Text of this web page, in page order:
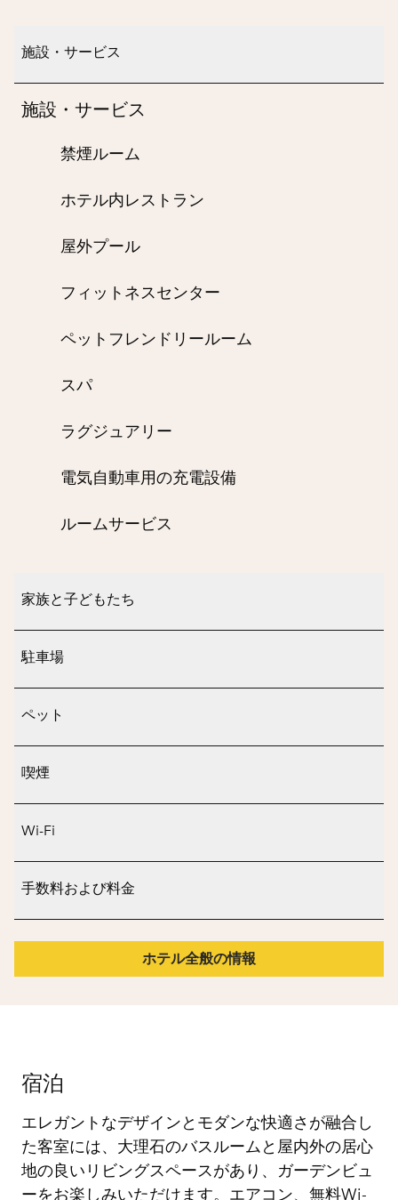
施設・サービス
施設・サービス
禁煙ルーム
ホテル内レストラン
屋外プール
フィットネスセンター
ペットフレンドリールーム
スパ
ラグジュアリー
電気自動車用の充電設備
ルームサービス
家族と子どもたち
駐車場
ペット
喫煙
Wi-Fi
手数料および料金
ホテル全般の情報
宿泊
エレガントなデザインとモダンな快適さが融合し
た客室には、大理石のバスルームと屋内外の居心
地の良いリビングスペースがあり、ガーデンビュ
ーをお楽しみいただけます。エアコン、無料Wi-